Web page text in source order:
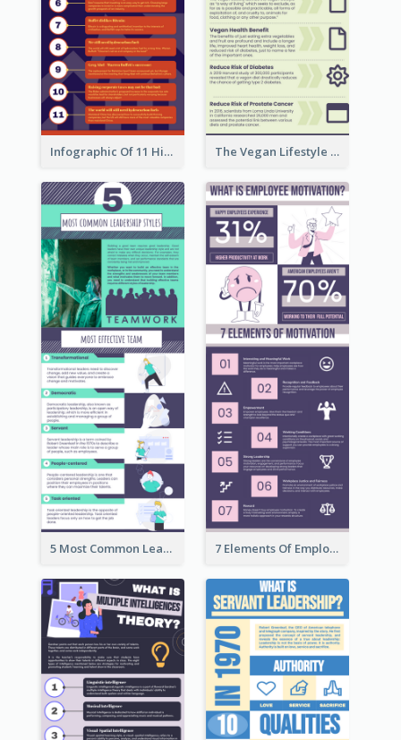
Infographic Of 11 Highlights From Berkshire Hathaway's Shareholder Meeting The Vegan Lifestyle Infographic
5 Most Common Leadership Styles Infographic 7 Elements Of Employee Motivation Infographic